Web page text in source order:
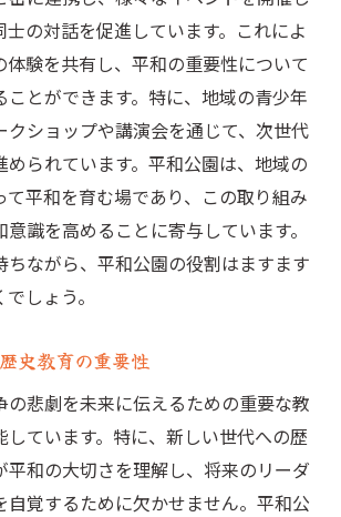
ティとの連携がもたらす効果
園が実現する地域の和
描く世界遺産としての未来
和公園のビジョン
護と平和の共存
文化の融合による平和の促進
技術を活用した平和公園の発展
な平和遺産の創造
士の対話を促進しています。これによ
体験を共有し、平和の重要性について
ことができます。特に、地域の青少年
クショップや講演会を通じて、次世代
められています。平和公園は、地域の
て平和を育む場であり、この取り組み
識を高めることに寄与しています。
ちながら、平和公園の役割はますます
しょう。
史教育の重要性
の悲劇を未来に伝えるための重要な教
しています。特に、新しい世代への歴
平和の大切さを理解し、将来のリーダ
自覚するために欠かせません。平和公